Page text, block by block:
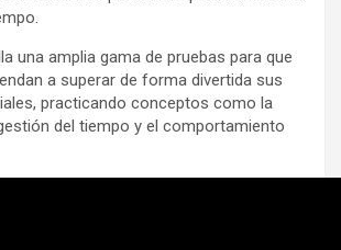
una amplia gama de pruebas para que
a superar de forma divertida sus
practicando conceptos como la
del tiempo y el comportamiento